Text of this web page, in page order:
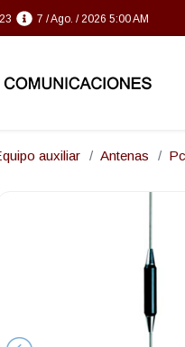
7 / Ago. / 2026 5:00 AM
auxiliar Antenas